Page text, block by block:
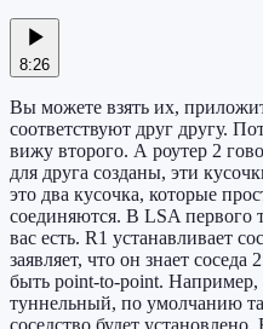
8:26
Вы можете взять их,
соответствуют друг другу.
вижу второго. А роутер 2
для друга созданы, эти
это два кусочка, которые
соединяются. В LSA первого
вас есть. R1 устанавливает
заявляет, что он знает
быть point-to-point. Например,
туннельный, по умолчанию